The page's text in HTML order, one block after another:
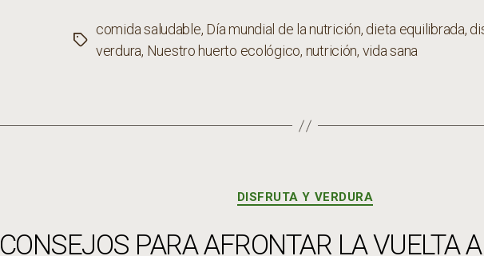
Etiquetas
comida saludable, Día mundial de la nutrición, dieta equilibrada,
verdura, Nuestro huerto ecológico, nutrición, vida sana
Categorías
DISFRUTA Y VERDURA
CONSEJOS PARA AFRONTAR LA VUELTA